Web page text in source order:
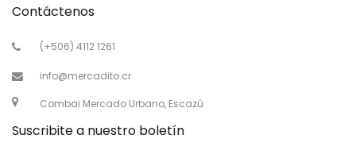
Contáctenos
(+506) 4112 1261
info@mercadito.cr
Combai Mercado Urbano, Escazú
Suscribite a nuestro boletín